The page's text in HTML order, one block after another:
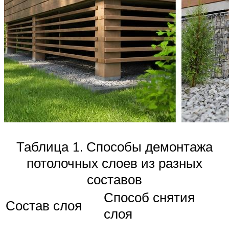
Таблица 1. Способы демонтажа
потолочных слоев из разных
составов
Состав слоя
Способ снятия
слоя